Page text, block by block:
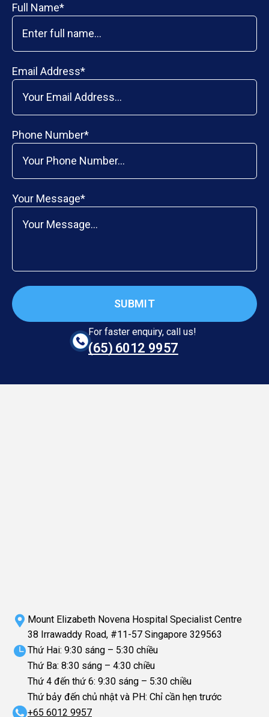
Full Name*
Email Address*
Phone Number*
Your Message*
For faster enquiry, call us!
(65)‎ 6012‎ 9957
Mount Elizabeth Novena Hospital Specialist Centre
38 Irrawaddy Road, #11-57 Singapore 329563
Thứ Hai: 9:30 sáng – 5:30 chiều
Thứ Ba: 8:30 sáng – 4:30 chiều
Thứ 4 đến thứ 6: 9:30 sáng – 5:30 chiều
Thứ bảy đến chủ nhật và PH: Chỉ cần hẹn trước
+65‎ 6012‎ 9957